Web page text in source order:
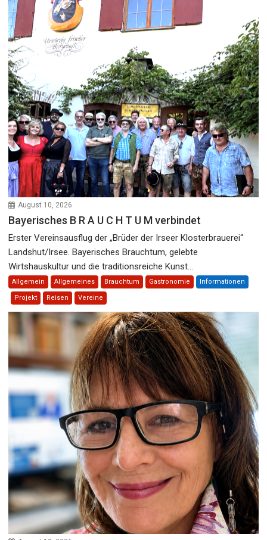
August 10, 2026
Bayerisches B R A U C H T U M verbindet
Erster Vereinsausflug der „Brüder der Irseer Klosterbrauerei“
Landshut/Irsee. Bayerisches Brauchtum, gelebte
Wirtshauskultur und die traditionsreiche Kunst...
Allgemein Allgemeines Brauchtum Gastronomie Informationen
Projekt Reisen Vereine